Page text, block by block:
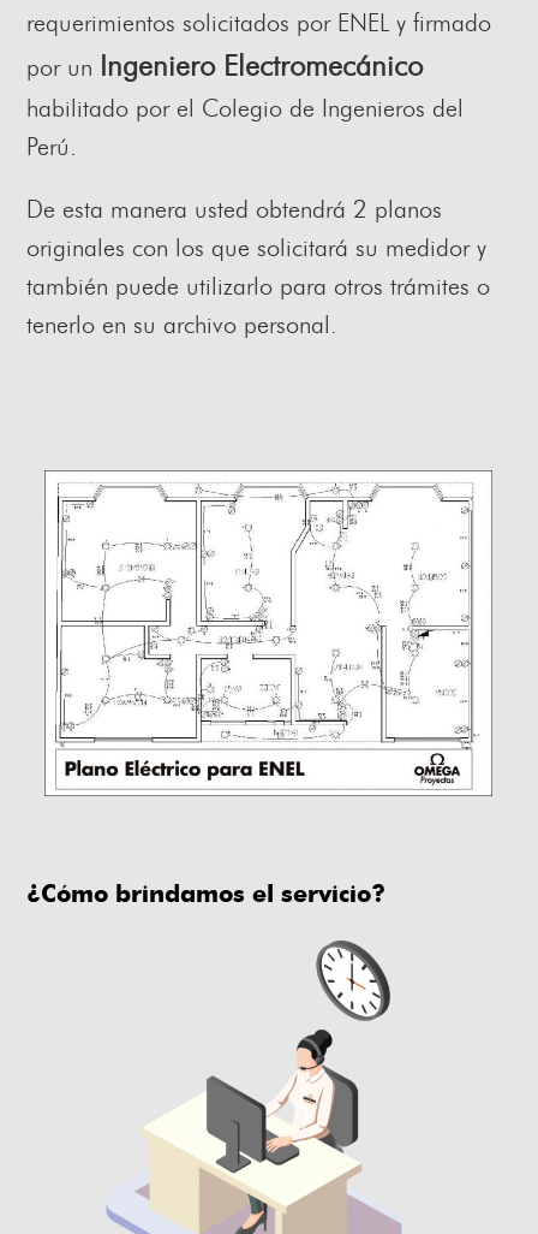
requerimientos solicitados por ENEL y firmado
por un Ingeniero Electromecánico
habilitado por el Colegio de Ingenieros del
Perú.
De esta manera usted obtendrá 2 planos
originales con los que solicitará su medidor y
también puede utilizarlo para otros trámites o
tenerlo en su archivo personal.
¿Cómo brindamos el servicio?